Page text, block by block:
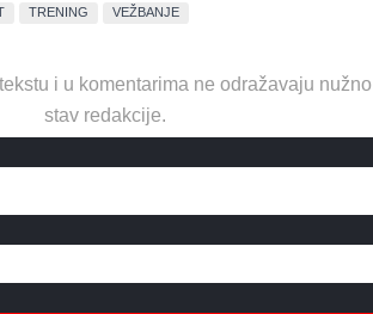
TRENING VEŽBANJE
i u komentarima ne odražavaju nužno
stav redakcije.